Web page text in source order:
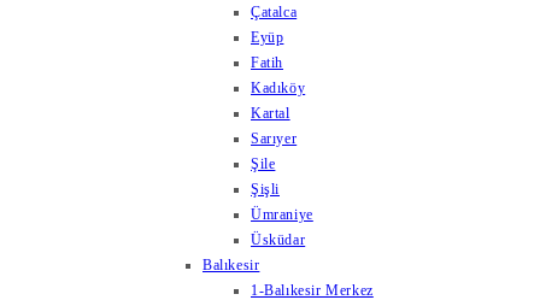
Çatalca
Eyüp
Fatih
Kadıköy
Kartal
Sarıyer
Şile
Şişli
Ümraniye
Üsküdar
Balıkesir
1-Balıkesir Merkez